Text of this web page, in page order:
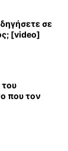
σε
[video]
που τον